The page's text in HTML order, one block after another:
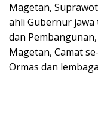
Magetan,
ahli Gubernur
dan
Magetan, Camat
Ormas dan